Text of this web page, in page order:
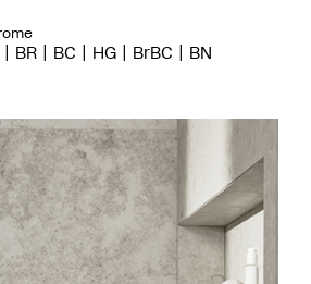
BR BC HG BrBC BN